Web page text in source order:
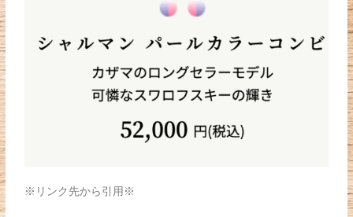
※リンク先から引用※